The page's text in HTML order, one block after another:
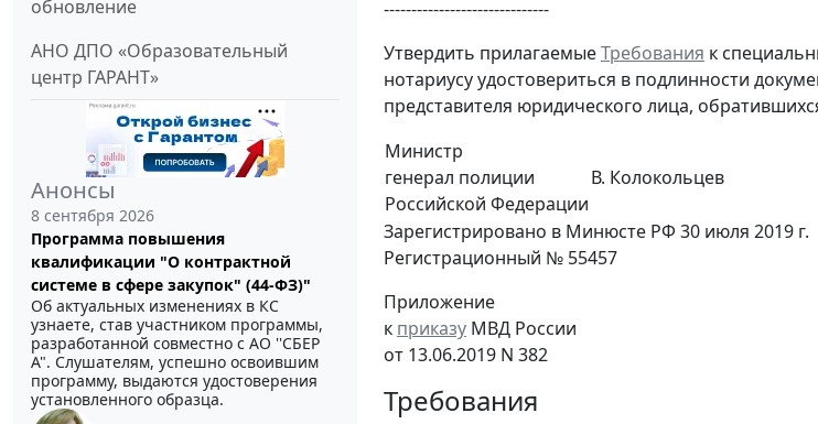
обновление
АНО ДПО «Образовательный
центр ГАРАНТ»
Анонсы
8 сентября 2026
Программа повышения
квалификации "О контрактной
системе в сфере закупок" (44-ФЗ)"
Об актуальных изменениях в КС
узнаете, став участником программы,
разработанной совместно с АО ''СБЕР
А". Слушателям, успешно освоившим
программу, выдаются удостоверения
установленного образца.
------------------------------
Утвердить прилагаемыеТребования к
нотариусу удостовериться в подлинности
представителя юридического лица,
Министр
генерал полиции
Российской Федерации
В. Колокольцев
Зарегистрировано в Минюсте РФ 30 июля 2019 г.
Регистрационный № 55457
Приложение
к приказу МВД России
от 13.06.2019 N 382
Требования